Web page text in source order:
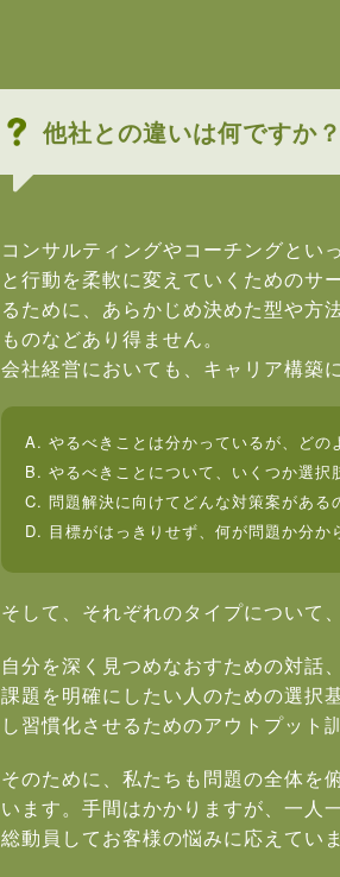
他社との違いは何ですか
コンサルティングやコーチングとい
と行動を柔軟に変えていくためのサ
るために、あらかじめ決めた型や方
ものなどあり得ません。
会社経営においても、キャリア構築
A. やるべきことは分かっているが、どの
B. やるべきことについて、いくつか選択
C. 問題解決に向けてどんな対策案がある
D. 目標がはっきりせず、何が問題か分か
そして、それぞれのタイプについて
自分を深く見つめなおすための対話
課題を明確にしたい人のための選択
し習慣化させるためのアウトプット
そのために、私たちも問題の全体を
います。手間はかかりますが、一人
総動員してお客様の悩みに応えてい